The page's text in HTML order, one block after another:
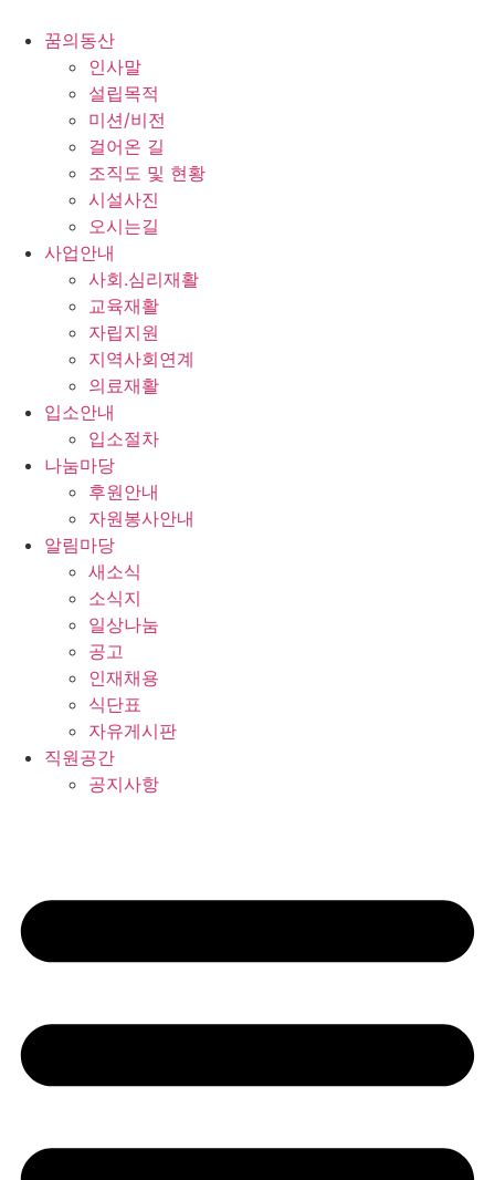
꿈의동산
인사말
설립목적
미션/비전
걸어온 길
조직도 및 현황
시설사진
오시는길
사업안내
사회.심리재활
교육재활
자립지원
지역사회연계
의료재활
입소안내
입소절차
나눔마당
후원안내
자원봉사안내
알림마당
새소식
소식지
일상나눔
공고
인재채용
식단표
자유게시판
직원공간
공지사항